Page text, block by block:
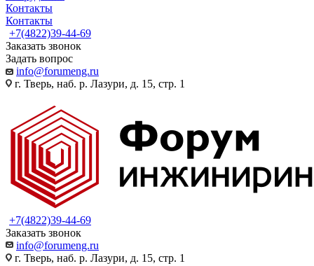
Контакты
Контакты
+7(4822)39-44-69
Заказать звонок
Задать вопрос
info@forumeng.ru
г. Тверь, наб. р. Лазури, д. 15, стр. 1
+7(4822)39-44-69
Заказать звонок
info@forumeng.ru
г. Тверь, наб. р. Лазури, д. 15, стр. 1